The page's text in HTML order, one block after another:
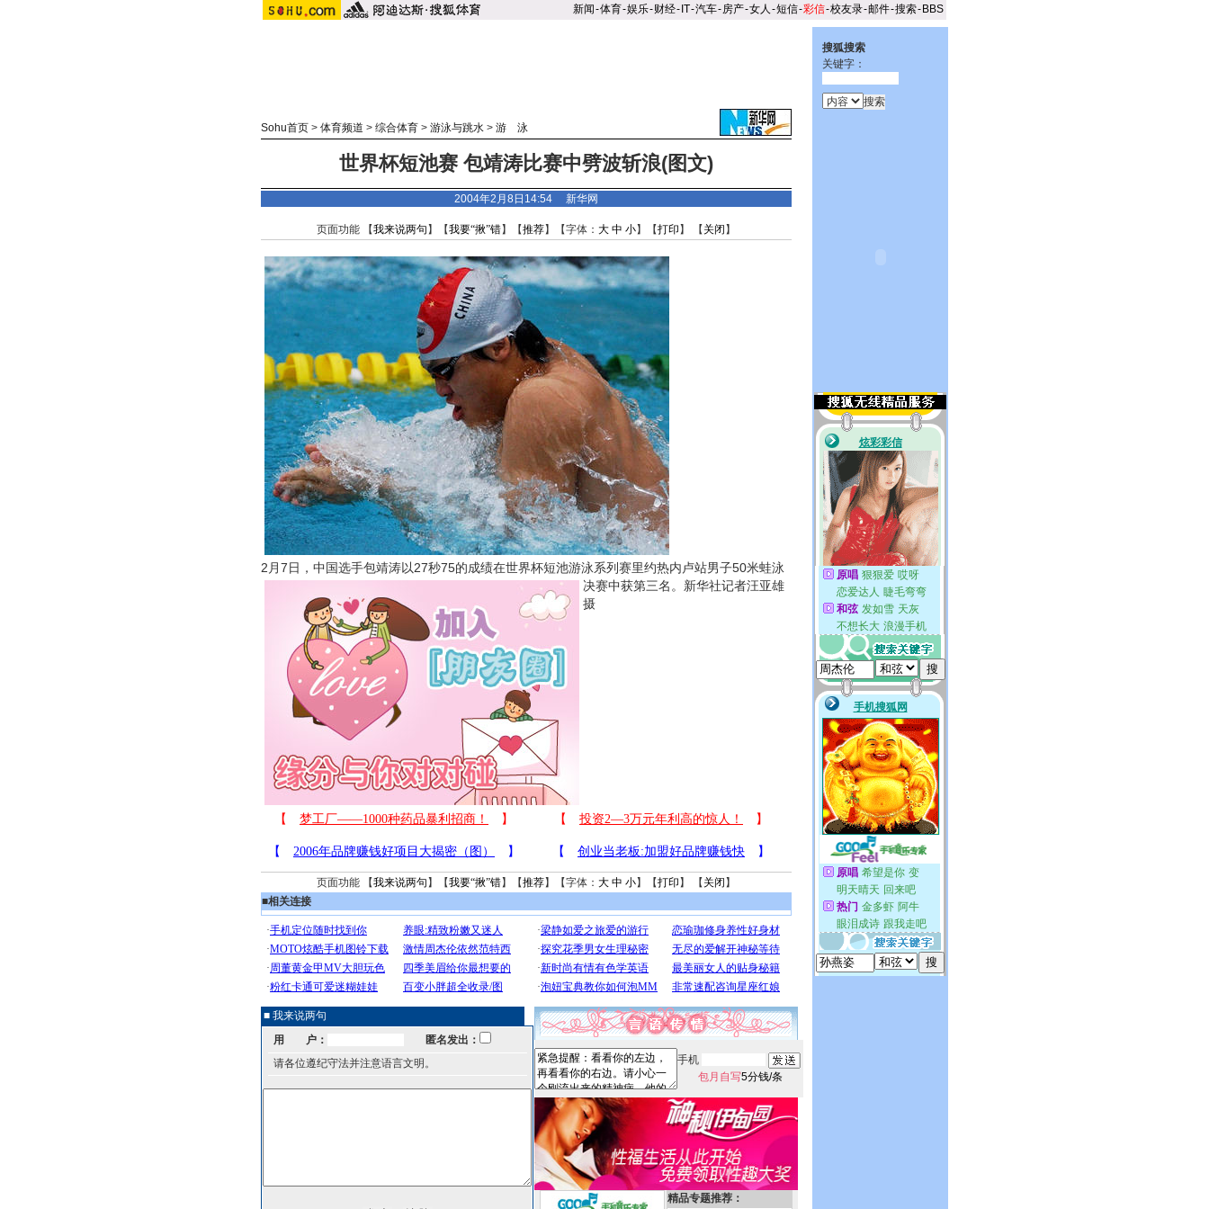
新闻-体育-娱乐-财经- IT-汽车-房产-女人 -短信-彩信-校友录-邮件-搜索- BBS
Sohu首页 > 体育频道 > 综合体育 > 游泳与跳水 > 游 泳
世界杯短池赛 包靖涛比赛中劈波斩浪(图文)
2004年2月8日14:54 新华网
页面功能 【我来说两句 】【我要“揪”错】【推荐】【字体： 大 中 小】【打印 】 【 关闭 】
2月7日，中国选手包靖涛以27秒75的成绩在世界杯短池游泳系列赛里约热内卢站男子50米蛙泳
决赛中获第三名。 新华社记者汪亚雄
摄
页面功能 【我来说两句 】【我要“揪”错】【推荐】【字体： 大 中 小】【打印 】 【 关闭 】
■相关连接
■ 我来说两句
用 户：
匿名发出：
请各位遵纪守法并注意语言文明。
手机
包月自写5分钱/条
精品专题推荐：
搜狐搜索
关键字：